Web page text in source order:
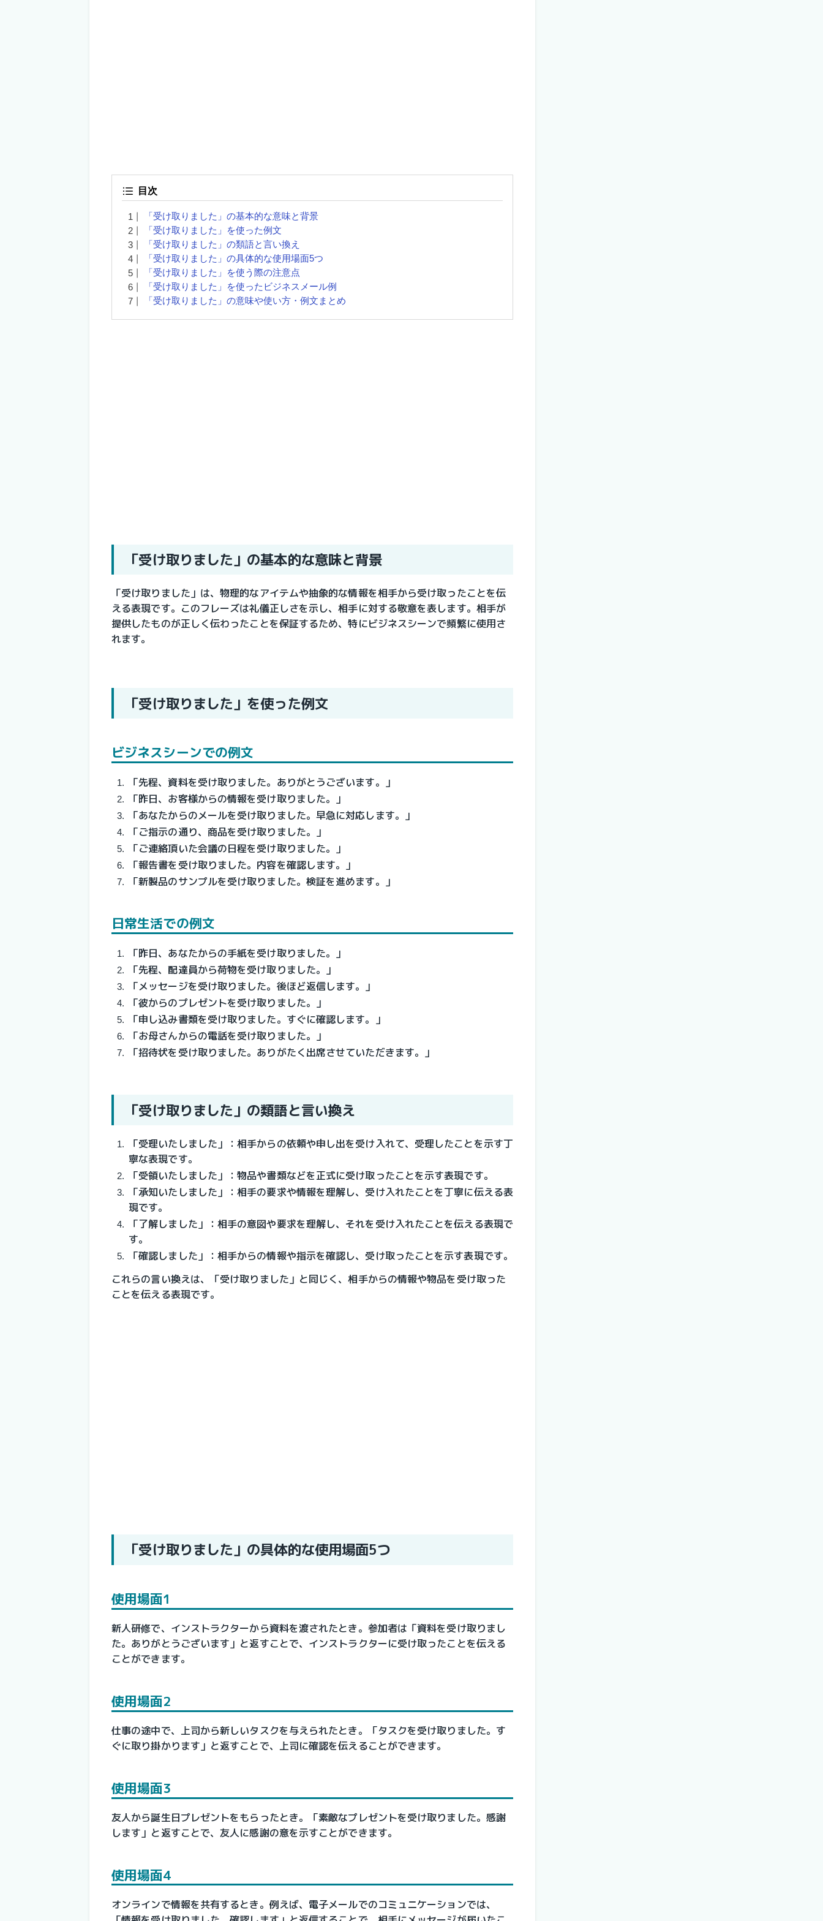
目次
「受け取りました」の基本的な意味と背景
「受け取りました」を使った例文
「受け取りました」の類語と言い換え
「受け取りました」の具体的な使用場面5つ
「受け取りました」を使う際の注意点
「受け取りました」を使ったビジネスメール例
「受け取りました」の意味や使い方・例文まとめ
「受け取りました」の基本的な意味と背景
「受け取りました」は、物理的なアイテムや抽象的な情報を相手から受け取ったことを伝
える表現です。このフレーズは礼儀正しさを示し、相手に対する敬意を表します。相手が
提供したものが正しく伝わったことを保証するため、特にビジネスシーンで頻繁に使用さ
れます。
「受け取りました」を使った例文
ビジネスシーンでの例文
「先程、資料を受け取りました。ありがとうございます。」
「昨日、お客様からの情報を受け取りました。」
「あなたからのメールを受け取りました。早急に対応します。」
「ご指示の通り、商品を受け取りました。」
「ご連絡頂いた会議の日程を受け取りました。」
「報告書を受け取りました。内容を確認します。」
「新製品のサンプルを受け取りました。検証を進めます。」
日常生活での例文
「昨日、あなたからの手紙を受け取りました。」
「先程、配達員から荷物を受け取りました。」
「メッセージを受け取りました。後ほど返信します。」
「彼からのプレゼントを受け取りました。」
「申し込み書類を受け取りました。すぐに確認します。」
「お母さんからの電話を受け取りました。」
「招待状を受け取りました。ありがたく出席させていただきます。」
「受け取りました」の類語と言い換え
「受理いたしました」：相手からの依頼や申し出を受け入れて、受理したことを示す丁
寧な表現です。
「受領いたしました」：物品や書類などを正式に受け取ったことを示す表現です。
「承知いたしました」：相手の要求や情報を理解し、受け入れたことを丁寧に伝える表
現です。
「了解しました」：相手の意図や要求を理解し、それを受け入れたことを伝える表現で
す。
「確認しました」：相手からの情報や指示を確認し、受け取ったことを示す表現です。
これらの言い換えは、「受け取りました」と同じく、相手からの情報や物品を受け取った
ことを伝える表現です。
「受け取りました」の具体的な使用場面5つ
使用場面1
新人研修で、インストラクターから資料を渡されたとき。参加者は「資料を受け取りまし
た。ありがとうございます」と返すことで、インストラクターに受け取ったことを伝える
ことができます。
使用場面2
仕事の途中で、上司から新しいタスクを与えられたとき。「タスクを受け取りました。す
ぐに取り掛かります」と返すことで、上司に確認を伝えることができます。
使用場面3
友人から誕生日プレゼントをもらったとき。「素敵なプレゼントを受け取りました。感謝
します」と返すことで、友人に感謝の意を示すことができます。
使用場面4
オンラインで情報を共有するとき。例えば、電子メールでのコミュニケーションでは、